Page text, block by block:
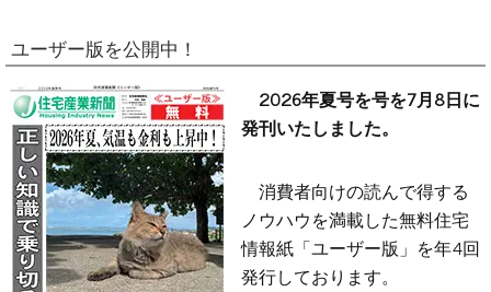
ユーザー版を公開中！
2026年夏号を号を7月8日に
発刊いたしました。
消費者向けの読んで得する
ノウハウを満載した無料住宅
情報紙「ユーザー版」を年4回
発行しております。